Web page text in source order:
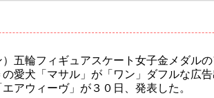
五輪フィギュアスケート女子金メダル
の愛犬「マサル」が「ワン」ダフルな広
アウィーヴ」が３０日、発表した。